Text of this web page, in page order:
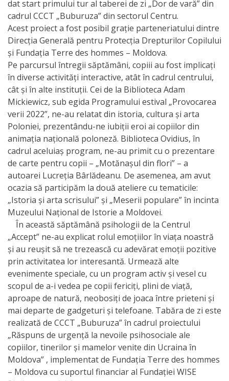
Planuri
de
activitate
Parteneriate
Proiecte
Rapoarte
de
activitate
Transparență
Achiziții
publice
Invitații
de
participare
Planuri
de
dat start primului tur al taberei de zi „Dor de vară” din
cadrul CCCT „Buburuza” din sectorul Centru.
Acest proiect a fost posibil grație parteneriatului dintre
Direcţia Generală pentru Protecţia Drepturilor Copilului
și Fundația Terre des hommes – Moldova.
Pe parcursul întregii săptămâni, copiii au fost implicați
în diverse activități interactive, atât în cadrul centrului,
cât și în alte instituții. Cei de la Biblioteca Adam
Mickiewicz, sub egida Programului estival „Provocarea
verii 2022”, ne-au relatat din istoria, cultura și arta
Poloniei, prezentându-ne iubiții eroi ai copiilor din
animația națională poloneză. Biblioteca Ovidius, în
cadrul aceluiaș program, ne-au primit cu o prezentare
de carte pentru copii – „Motănașul din flori” – a
autoarei Lucreția Bârlădeanu. De asemenea, am avut
ocazia să participăm la două ateliere cu tematicile:
„Istoria și arta scrisului” și „Meserii populare” în incinta
Muzeului Național de Istorie a Moldovei.
În această săptămână psihologii de la Centrul
„Accept” ne-au explicat rolul emoțiilor în viața noastră
și au reușit să ne trezească cu adevărat emoții pozitive
prin activitatea lor interesantă. Urmează alte
evenimente speciale, cu un program activ și vesel cu
scopul de a-i vedea pe copii fericiți, plini de viață,
aproape de natură, neobosiți de joaca între prieteni și
mai departe de gadgeturi și telefoane. Tabăra de zi este
realizată de CCCT „Buburuza” în cadrul proiectului
„Răspuns de urgență la nevoile psihosociale ale
copiilor, tinerilor și mamelor venite din Ucraina în
Moldova” , implementat de Fundația Terre des hommes
– Moldova cu suportul financiar al Fundației WISE